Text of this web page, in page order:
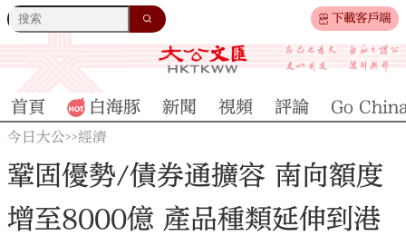
下載客戶端
首頁 白海豚 新聞 視頻 評論 Go
今日大公>>經濟
鞏固優勢/債券通擴容 南向額度
增至8000億 產品種類延伸到港